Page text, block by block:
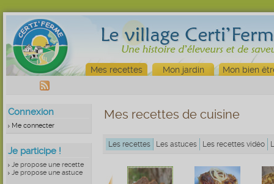
Mes recettes Mon jardin Mon bien
Connexion
Me connecter
Je participe !
Je propose une recette
Je propose une astuce
Mes recettes de cuisine
Les recettes Les astuces Les recettes vidéo